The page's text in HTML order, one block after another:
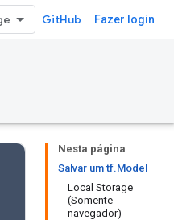
GitHub Fazer login
Nesta página
Salvar um tf.Model
Local Storage
(Somente
navegador)